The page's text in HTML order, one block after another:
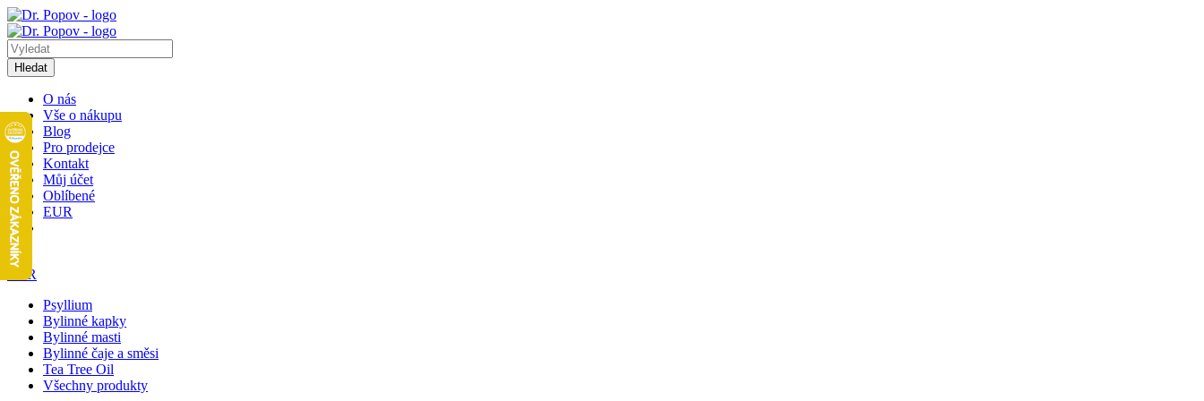
Hledat
O nás
Vše o nákupu
Blog
Pro prodejce
Kontakt
Můj účet
Oblíbené
EUR
4
EUR
Psyllium
Bylinné kapky
Bylinné masti
Bylinné čaje a směsi
Tea Tree Oil
Všechny produkty